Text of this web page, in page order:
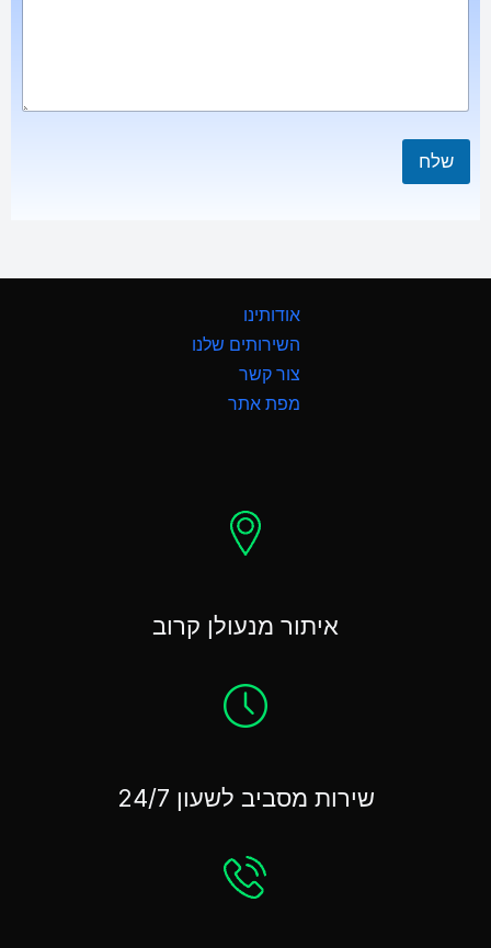
שלח
אודותינו
השירותים שלנו
צור קשר
מפת אתר
איתור מנעולן קרוב
שירות מסביב לשעון 24/7